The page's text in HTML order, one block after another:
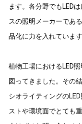
ます。各分野でもLED
スの照明メーカーであ
品化に力を入れています
植物工場におけるLED
図ってきました。その
シオライティングの
ストや環境面でとても